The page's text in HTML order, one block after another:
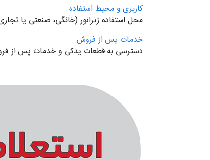
کاربری و محیط استفاده
محل استفاده ژنراتور (خانگی، صنعتی یا
خدمات پس از فروش
دسترسی به قطعات یدکی و خدمات پس از